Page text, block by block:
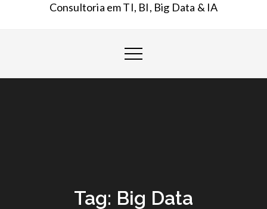
Consultoria em TI, BI, Big Data & IA
Tag: Big Data